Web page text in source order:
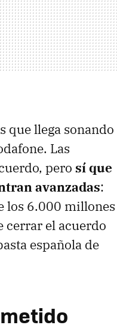
que llega sonando
Las
pero sí que
avanzadas:
los 6.000 millones
cerrar el acuerdo
española de